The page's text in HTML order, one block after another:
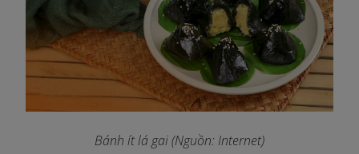
Bánh ít lá gai(Nguồn: Internet)